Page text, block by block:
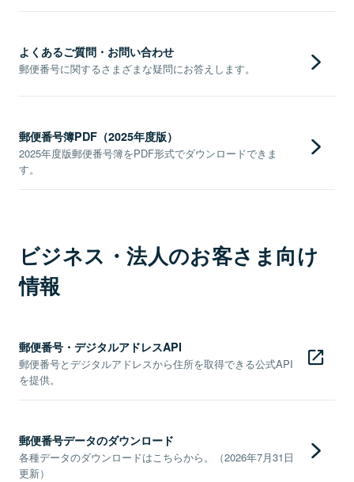
よくあるご質問・お問い合わせ
郵便番号に関するさまざまな疑問にお答えします。
郵便番号簿PDF（2025年度版）
2025年度版郵便番号簿をPDF形式でダウンロードできま
す。
ビジネス・法人のお客さま向け
情報
郵便番号・デジタルアドレスAPI
郵便番号とデジタルアドレスから住所を取得できる公式API
を提供。
郵便番号データのダウンロード
各種データのダウンロードはこちらから。（2026年7月31日
更新）